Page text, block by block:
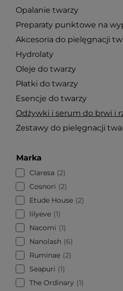
Opalanie twarzy
Preparaty punktowe na
Akcesoria do pielęgnacji
Hydrolaty
Oleje do twarzy
Płatki do twarzy
Esencje do twarzy
Odżywki i serum do brwi i
Zestawy do pielęgnacji
Marka
Claresa
2
Cosnori
2
Etude House 2
lilyeve 1
Nacomi
1
Nanolash
6
Ruminae 2
Seapuri
1
The Ordinary
1